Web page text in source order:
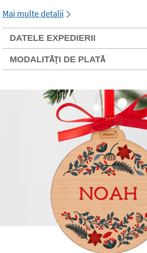
Mai multe detalii
DATELE EXPEDIERII
MODALITĂȚI DE PLATĂ